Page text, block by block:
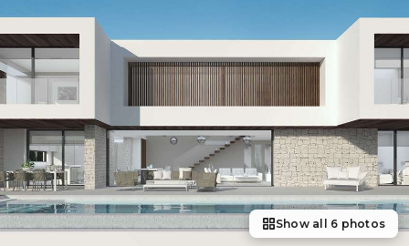
Show all 6 photos